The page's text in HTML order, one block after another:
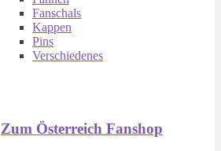
Optionen
können
der
Fanschals
Kappen
Pins
Verschiedenes
Zum Österreich Fanshop